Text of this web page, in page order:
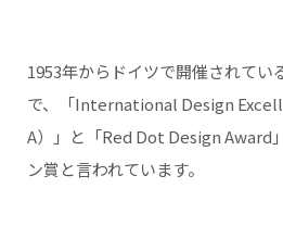
1953年からドイツで開催されてい
で、「International Design
A）」と「Red Dot Design Award
ン賞と言われています。